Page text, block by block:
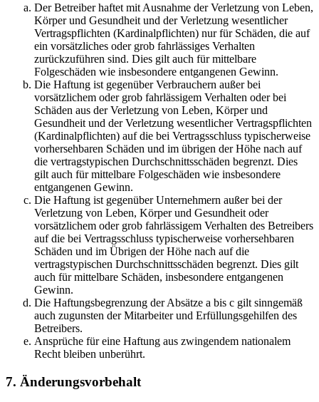
Der Betreiber haftet mit Ausnahme der Verletzung von Leben,
Körper und Gesundheit und der Verletzung wesentlicher
Vertragspflichten (Kardinalpflichten) nur für Schäden, die auf
ein vorsätzliches oder grob fahrlässiges Verhalten
zurückzuführen sind. Dies gilt auch für mittelbare
Folgeschäden wie insbesondere entgangenen Gewinn.
Die Haftung ist gegenüber Verbrauchern außer bei
vorsätzlichem oder grob fahrlässigem Verhalten oder bei
Schäden aus der Verletzung von Leben, Körper und
Gesundheit und der Verletzung wesentlicher Vertragspflichten
(Kardinalpflichten) auf die bei Vertragsschluss typischerweise
vorhersehbaren Schäden und im übrigen der Höhe nach auf
die vertragstypischen Durchschnittsschäden begrenzt. Dies
gilt auch für mittelbare Folgeschäden wie insbesondere
entgangenen Gewinn.
Die Haftung ist gegenüber Unternehmern außer bei der
Verletzung von Leben, Körper und Gesundheit oder
vorsätzlichem oder grob fahrlässigem Verhalten des Betreibers
auf die bei Vertragsschluss typischerweise vorhersehbaren
Schäden und im Übrigen der Höhe nach auf die
vertragstypischen Durchschnittsschäden begrenzt. Dies gilt
auch für mittelbare Schäden, insbesondere entgangenen
Gewinn.
Die Haftungsbegrenzung der Absätze a bis c gilt sinngemäß
auch zugunsten der Mitarbeiter und Erfüllungsgehilfen des
Betreibers.
Ansprüche für eine Haftung aus zwingendem nationalem
Recht bleiben unberührt.
7. Änderungsvorbehalt